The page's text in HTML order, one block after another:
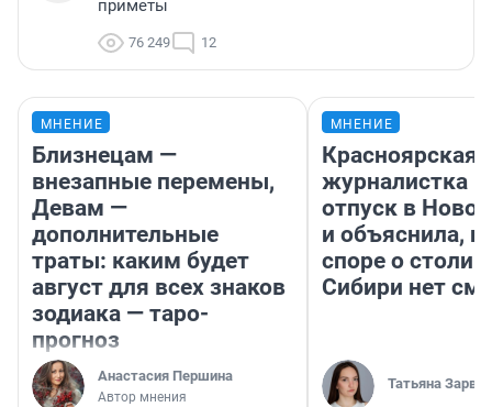
приметы
76 249 12
МНЕНИЕ
Близнецам —
внезапные перемены,
Девам —
дополнительные
траты: каким будет
август для всех знаков
зодиака — таро-
прогноз
Анастасия Першина
Автор мнения
МНЕНИЕ
Красноярская
журналистка
отпуск в
и объяснила,
споре о
Сибири нет
Татьяна Зарва